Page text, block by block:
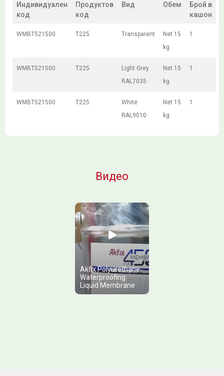
Индивидуален
код
Продуктов
код
Вид Обем
Брой в
кашон
WMBT521500 T225 Transparent
Net 15
kg
1
WMBT521500 T225
Light Grey
RAL7035
Net 15
kg
1
WMBT521500 T225
White
RAL9010
Net 15
kg
1
Видео
Akfix Polyurethane
Waterproofing
Liquid Membrane